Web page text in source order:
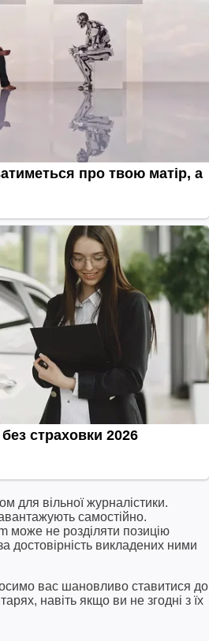
для вільної журналістики.
самостійно.
може не розділяти позицію
достовірність викладених ними
вас шановливо ставитися до
навіть якщо ви не згодні з їх